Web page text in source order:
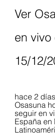
Ver
en vivo
15/12/
hace 2
Osasuna
seguir en
España en